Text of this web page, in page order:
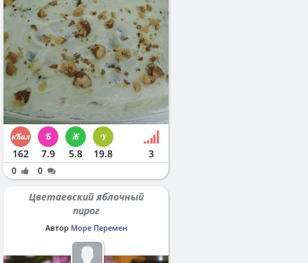
162 7.9 5.8 19.8 3
0 0
Цветаевский яблочный
пирог
Автор Море Перемен